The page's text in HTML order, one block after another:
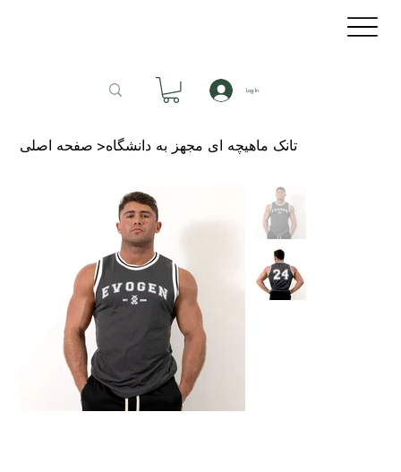
Log In
صفحه اصلی >تانک ماهیچه ای مجهز به دانشگاه